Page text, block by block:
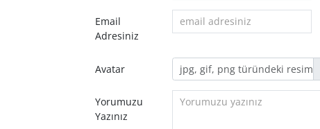
Email
Adresiniz
Avatar
Yorumuzu
Yazınız